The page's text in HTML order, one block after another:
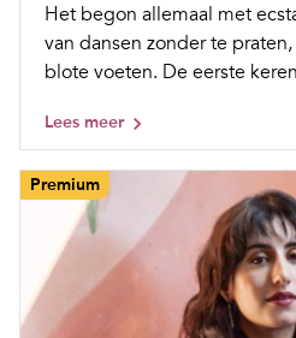
Het begon allemaal met
van dansen zonder te
blote voeten. De eerste
Lees meer
Premium